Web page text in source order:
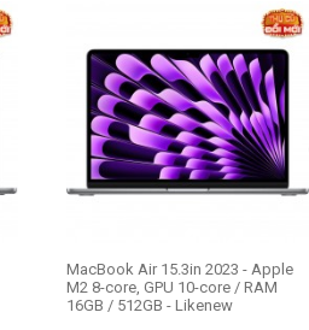
MacBook Air 15.3in 2023 - Apple
M2 8-core, GPU 10-core / RAM
16GB / 512GB - Likenew